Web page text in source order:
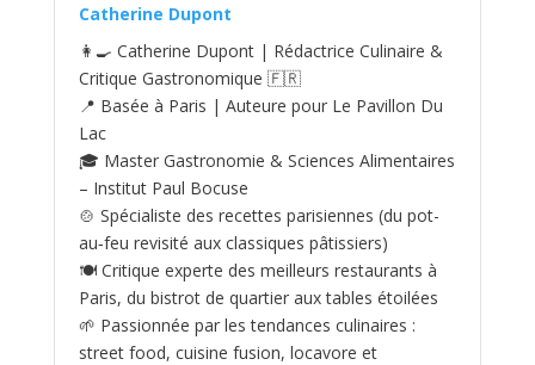
Catherine Dupont
👩‍🍳 Catherine Dupont | Rédactrice Culinaire &
Critique Gastronomique 🇫🇷
📍 Basée à Paris | Auteure pour Le Pavillon Du
Lac
🎓 Master Gastronomie & Sciences Alimentaires
– Institut Paul Bocuse
🍲 Spécialiste des recettes parisiennes (du pot-
au‑feu revisité aux classiques pâtissiers)
🍽️ Critique experte des meilleurs restaurants à
Paris, du bistrot de quartier aux tables étoilées
🌱 Passionnée par les tendances culinaires :
street food, cuisine fusion, locavore et